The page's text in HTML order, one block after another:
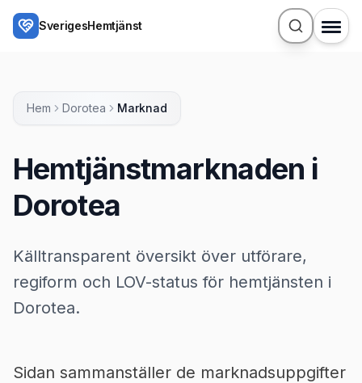
Hoppa till huvudinnehåll
SverigesHemtjänst
Hem Dorotea Marknad
Hemtjänstmarknaden i
Dorotea
Källtransparent översikt över utförare,
regiform och LOV-status för hemtjänsten i
Dorotea.
Sidan sammanställer de marknadsuppgifter